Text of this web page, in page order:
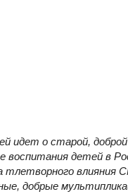
идет о старой,
детей в
влияния
добрые